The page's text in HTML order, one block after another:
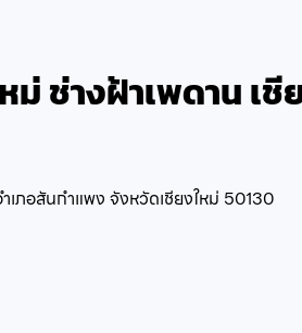
ม่ ช่างฝ้าเพดาน เชี
ภอสันกำแพง จังหวัดเชียงใหม่ 50130